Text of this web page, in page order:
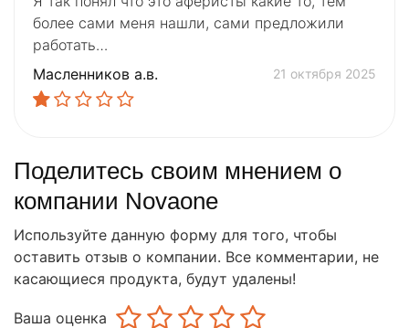
более сами меня нашли, сами предложили
работать…
Масленников а.в.
21 октября 2025
Поделитесь своим мнением о
компании Novaone
Используйте данную форму для того, чтобы
оставить отзыв о компании. Все комментарии, не
касающиеся продукта, будут удалены!
Ваша оценка